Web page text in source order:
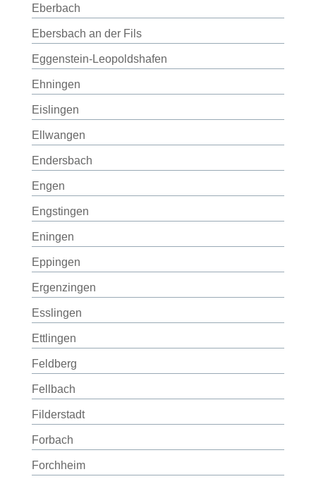
Eberbach
Ebersbach an der Fils
Eggenstein-Leopoldshafen
Ehningen
Eislingen
Ellwangen
Endersbach
Engen
Engstingen
Eningen
Eppingen
Ergenzingen
Esslingen
Ettlingen
Feldberg
Fellbach
Filderstadt
Forbach
Forchheim